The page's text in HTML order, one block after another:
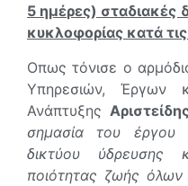
5 ημέρες) σταδιακές
κυκλοφορίας κατά
Οπως τόνισε ο
Υπηρεσιών, Έργων
Ανάπτυξης
σημασία του έργου
δικτύου ύδρευσης
ποιότητας ζωής